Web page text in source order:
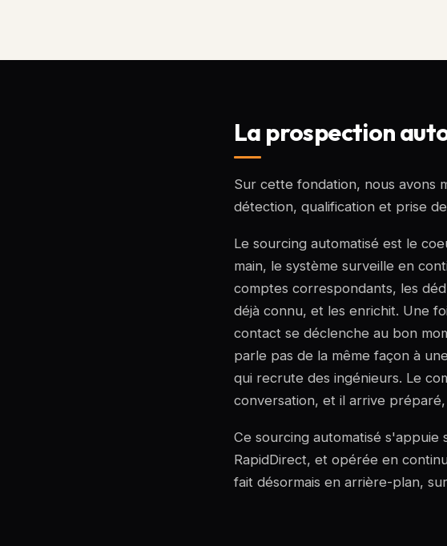
La prospection
Sur cette fondation, nous avons
détection, qualification et prise
Le sourcing automatisé est le
main, le système surveille en
comptes correspondants, les
déjà connu, et les enrichit. Une
contact se déclenche au bon
parle pas de la même façon à
qui recrute des ingénieurs. Le
conversation, et il arrive
Ce sourcing automatisé
RapidDirect, et opérée en
fait désormais en arrière-plan,